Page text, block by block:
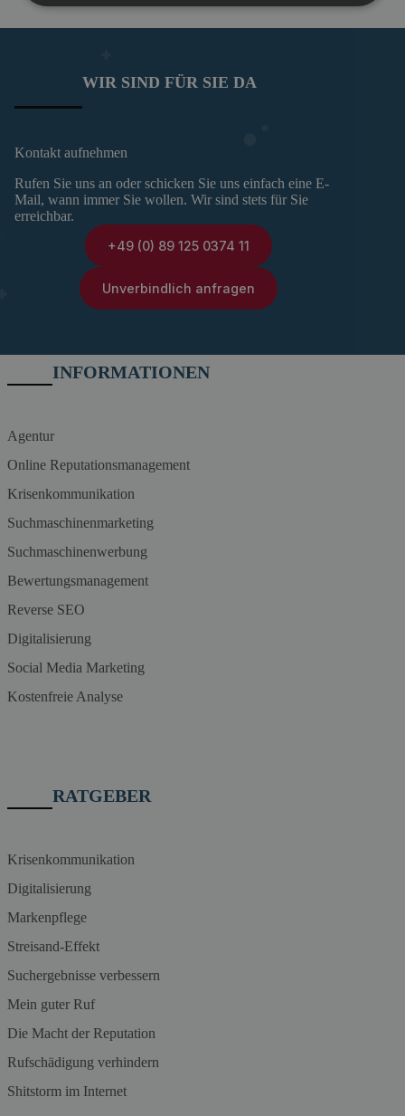
WIR SIND FÜR SIE DA
Kontakt aufnehmen
Rufen Sie uns an oder schicken Sie uns einfach eine E-
Mail, wann immer Sie wollen. Wir sind stets für Sie
erreichbar.
+49 (0) 89 125 0374 11
Unverbindlich anfragen
INFORMATIONEN
Agentur
Online Reputationsmanagement
Krisenkommunikation
Suchmaschinenmarketing
Suchmaschinenwerbung
Bewertungsmanagement
Reverse SEO
Digitalisierung
Social Media Marketing
Kostenfreie Analyse
RATGEBER
Krisenkommunikation
Digitalisierung
Markenpflege
Streisand-Effekt
Suchergebnisse verbessern
Mein guter Ruf
Die Macht der Reputation
Rufschädigung verhindern
Shitstorm im Internet